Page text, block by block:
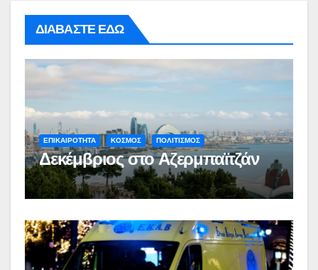
ΔΙΑΒΑΣΤΕ ΕΔΩ
ΕΠΙΚΑΙΡΟΤΗΤΑ ΚΟΣΜΟΣ ΠΟΛΙΤΙΣΜΟΣ
Δεκέμβριος στο Αζερμπαϊτζάν